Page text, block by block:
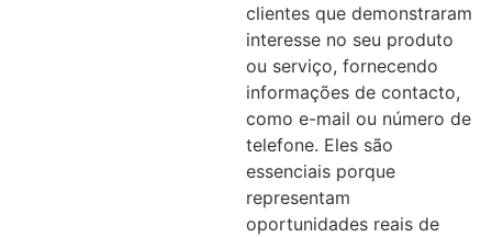
clientes que demonstraram
interesse no seu produto
ou serviço, fornecendo
informações de contacto,
como e-mail ou número de
telefone. Eles são
essenciais porque
representam
oportunidades reais de